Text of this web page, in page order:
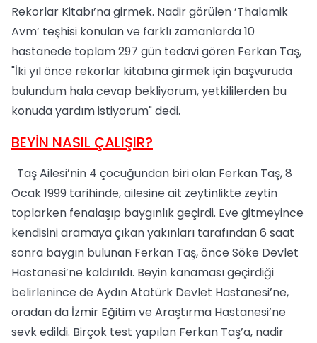
Rekorlar Kitabı’na girmek. Nadir görülen ’Thalamik
Avm’ teşhisi konulan ve farklı zamanlarda 10
hastanede toplam 297 gün tedavi gören Ferkan Taş,
"İki yıl önce rekorlar kitabına girmek için başvuruda
bulundum hala cevap bekliyorum, yetkililerden bu
konuda yardım istiyorum" dedi.
BEYİN NASIL ÇALIŞIR?
Taş Ailesi’nin 4 çocuğundan biri olan Ferkan Taş, 8
Ocak 1999 tarihinde, ailesine ait zeytinlikte zeytin
toplarken fenalaşıp baygınlık geçirdi. Eve gitmeyince
kendisini aramaya çıkan yakınları tarafından 6 saat
sonra baygın bulunan Ferkan Taş, önce Söke Devlet
Hastanesi’ne kaldırıldı. Beyin kanaması geçirdiği
belirlenince de Aydın Atatürk Devlet Hastanesi’ne,
oradan da İzmir Eğitim ve Araştırma Hastanesi’ne
sevk edildi. Birçok test yapılan Ferkan Taş’a, nadir